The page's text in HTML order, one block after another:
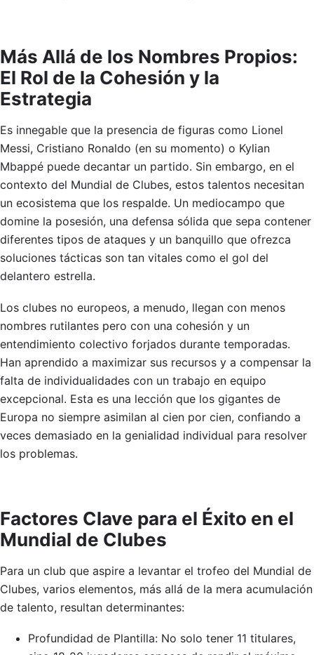
Más Allá de los Nombres Propios:
El Rol de la Cohesión y la
Estrategia
Es innegable que la presencia de figuras como Lionel
Messi, Cristiano Ronaldo (en su momento) o Kylian
Mbappé puede decantar un partido. Sin embargo, en el
contexto del Mundial de Clubes, estos talentos necesitan
un ecosistema que los respalde. Un mediocampo que
domine la posesión, una defensa sólida que sepa contener
diferentes tipos de ataques y un banquillo que ofrezca
soluciones tácticas son tan vitales como el gol del
delantero estrella.
Los clubes no europeos, a menudo, llegan con menos
nombres rutilantes pero con una cohesión y un
entendimiento colectivo forjados durante temporadas.
Han aprendido a maximizar sus recursos y a compensar la
falta de individualidades con un trabajo en equipo
excepcional. Esta es una lección que los gigantes de
Europa no siempre asimilan al cien por cien, confiando a
veces demasiado en la genialidad individual para resolver
los problemas.
Factores Clave para el Éxito en el
Mundial de Clubes
Para un club que aspire a levantar el trofeo del Mundial de
Clubes, varios elementos, más allá de la mera acumulación
de talento, resultan determinantes:
Profundidad de Plantilla: No solo tener 11 titulares,